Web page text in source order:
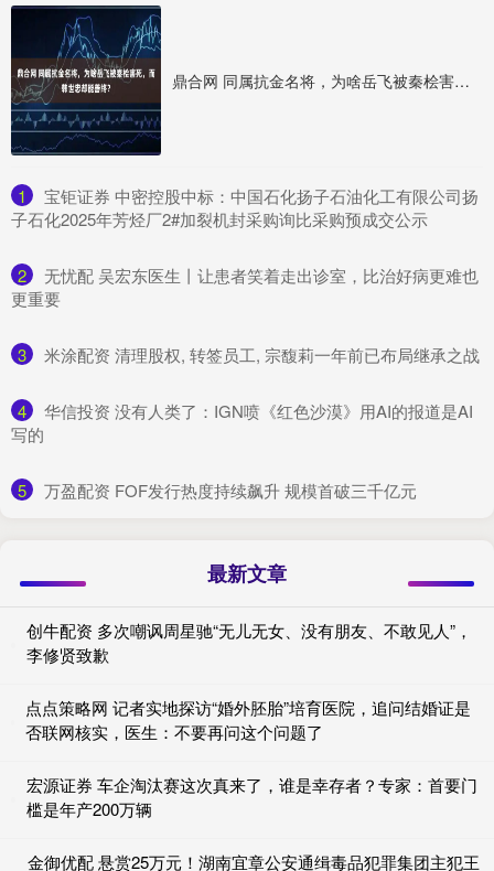
鼎合网 同属抗金名将，为啥岳飞被秦桧害死，而韩世忠却能善终？
1
​宝钜证券 中密控股中标：中国石化扬子石油化工有限公司扬
子石化2025年芳烃厂2#加裂机封采购询比采购预成交公示
2
​无忧配 吴宏东医生丨让患者笑着走出诊室，比治好病更难也
更重要
3 ​米涂配资 清理股权, 转签员工, 宗馥莉一年前已布局继承之战
4
​华信投资 没有人类了：IGN喷《红色沙漠》用AI的报道是AI
写的
5 ​万盈配资 FOF发行热度持续飙升 规模首破三千亿元
最新文章
创牛配资 多次嘲讽周星驰“无儿无女、没有朋友、不敢见人”，
李修贤致歉
点点策略网 记者实地探访“婚外胚胎”培育医院，追问结婚证是
否联网核实，医生：不要再问这个问题了
宏源证券 车企淘汰赛这次真来了，谁是幸存者？专家：首要门
槛是年产200万辆
金御优配 悬赏25万元！湖南宜章公安通缉毒品犯罪集团主犯王